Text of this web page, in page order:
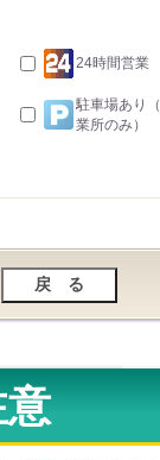
24時間営業
駐車場あり
業所のみ）